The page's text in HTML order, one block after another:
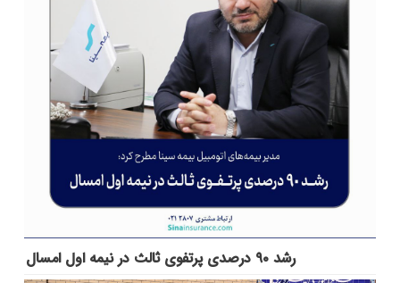
رشد ۹۰ درصدی پرتفوی ثالث در نیمه اول امسال